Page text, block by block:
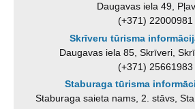
Daugavas iela 49,
(+371) 22000981
Skrīveru tūrisma
Daugavas iela 85, Skrīveri,
(+371) 25661983
Staburaga tūrisma
Staburaga saieta nams, 2. stāvs,